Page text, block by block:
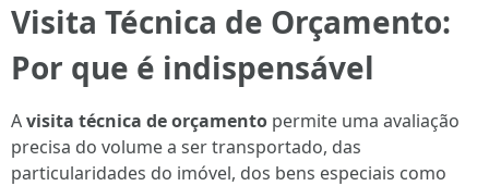
Visita Técnica de Orçamento:
Por que é indispensável
Avisita técnica de orçamento permite uma avaliação
precisa do volume a ser transportado, das
particularidades do imóvel, dos bens especiais como